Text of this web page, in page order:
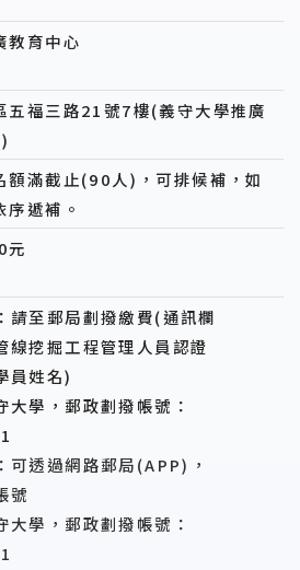
教育中心
五福三路21號7樓(義守大學推廣
額滿截止(90人)，可排候補，如
序遞補。
元
請至郵局劃撥繳費(通訊欄
線挖掘工程管理人員認證
員姓名)
大學，郵政劃撥帳號：
可透過網路郵局(APP)，
號
大學，郵政劃撥帳號：